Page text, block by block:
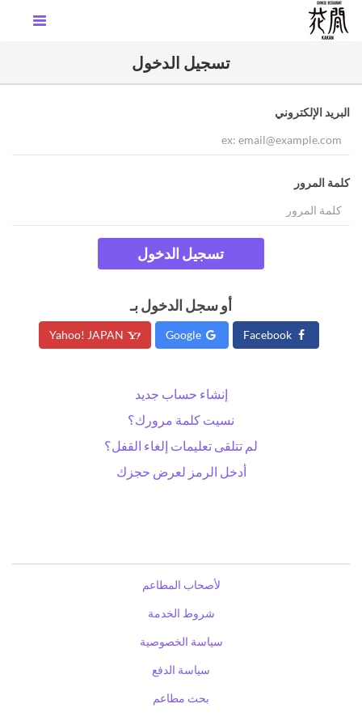
تسجيل الدخول
البريد الإلكتروني
كلمة المرور
تسجيل الدخول
أو سجل الدخول بـ
إنشاء حساب جديد
نسيت كلمة مرورك؟
لم تتلقى تعليمات إلغاء القفل؟
أدخل الرمز لعرض حجزك
لأصحاب المطاعم
شروط الخدمة
سياسة الخصوصية
سياسة الدفع
بحث مطاعم